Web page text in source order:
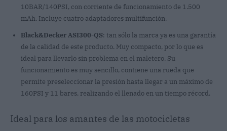
10BAR/140PSI, con corriente de funcionamiento de 1.500
mAh. Incluye cuatro adaptadores multifunción.
Black&Decker ASI300-QS: tan sólo la marca ya es una garantía
de la calidad de este producto. Muy compacto, por lo que es
ideal para llevarlo sin problema en el maletero. Su
funcionamiento es muy sencillo, contiene una rueda que
permite preseleccionar la presión hasta llegar a un máximo de
160PSI y 11 bares, realizando el llenado en un tiempo récord.
Ideal para los amantes de las motocicletas